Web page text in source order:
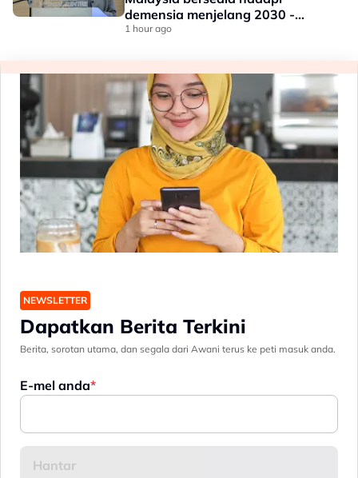
demensia menjelang 2030 -
Hanifah
1 hour ago
NEWSLETTER
Dapatkan Berita Terkini
Berita, sorotan utama, dan segala dari Awani terus ke peti masuk anda.
E-mel anda